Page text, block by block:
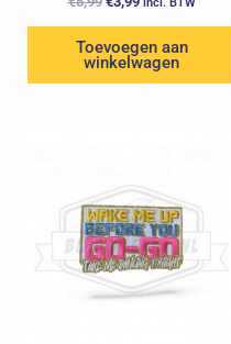
Toevoegen aan
winkelwagen